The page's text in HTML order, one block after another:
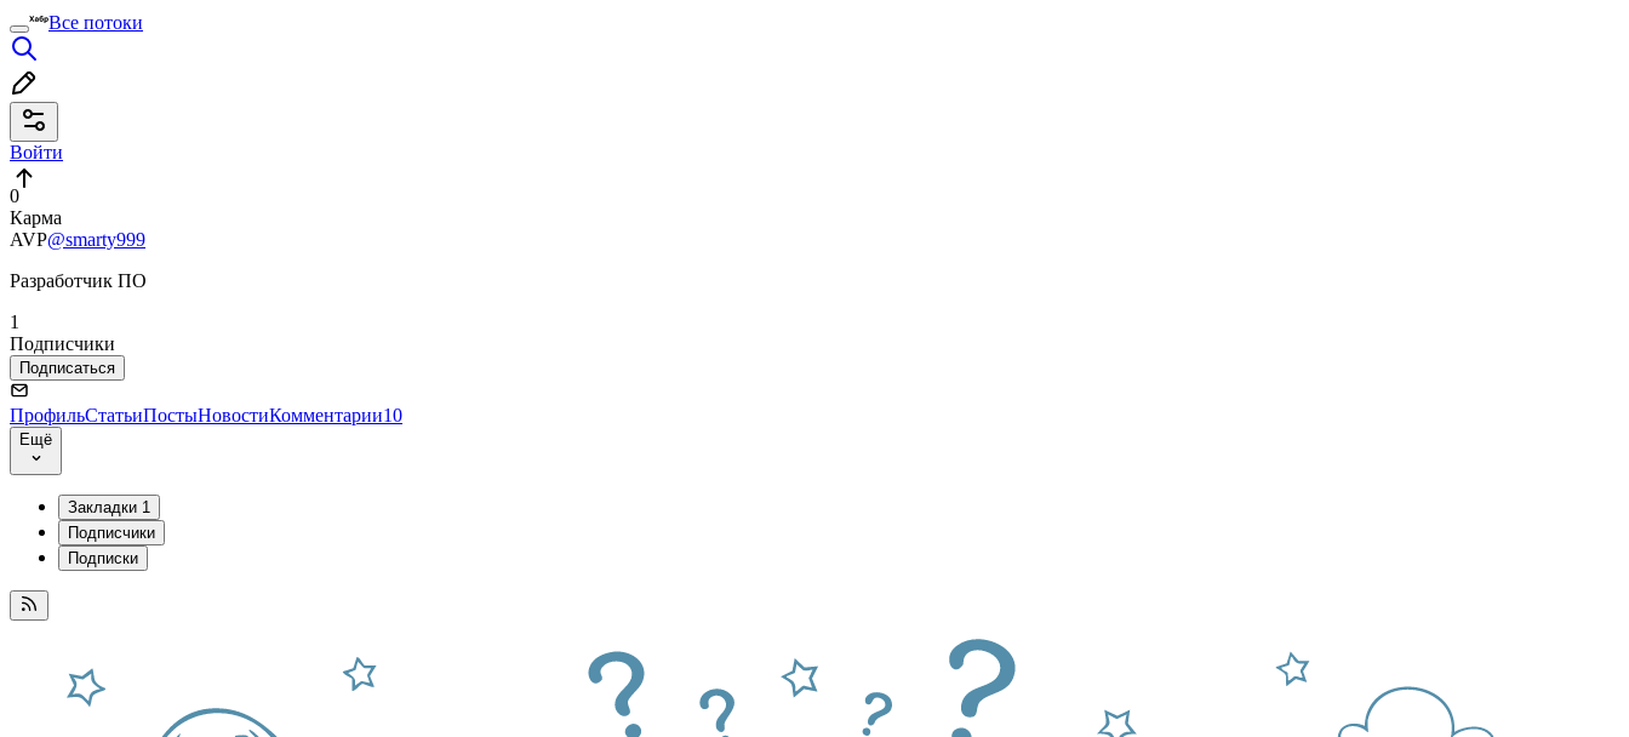
Все потоки
Войти
0
Карма
AVP@smarty999
Разработчик ПО
1
Подписчики
Подписаться
ПрофильСтатьиПостыНовостиКомментарии10
Ещё
Закладки 1
Подписчики
Подписки